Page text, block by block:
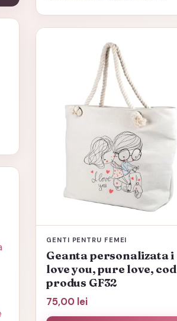
GENTI PENTRU FEMEI
Geanta personalizata i
love you, pure love, cod
produs GF32
75,00 lei